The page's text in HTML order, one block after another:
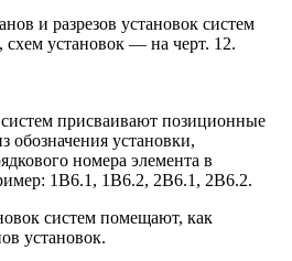
и разрезов установок систем
схем установок — на черт. 12.
присваивают позиционные
обозначения установки,
номера элемента в
1В6.1, 1В6.2, 2В6.1, 2В6.2.
систем помещают, как
установок.